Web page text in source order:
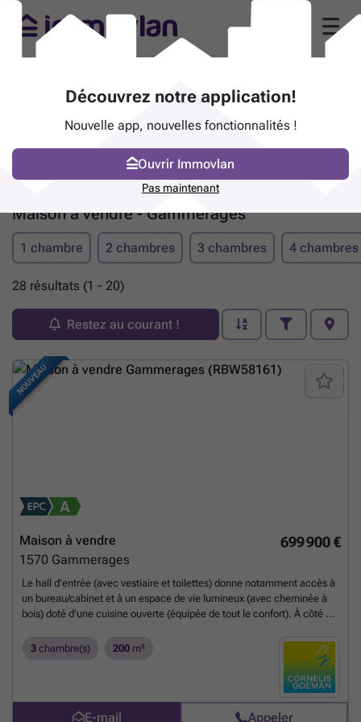
Maison à vendre - Gammerages
1 chambre 2 chambres 3 chambres 4 chambres
28 résultats (1 - 20)
Restez au courant !
NOUVEAU
699 900 €
Maison à vendre
1570 Gammerages
Le hall d'entrée (avec vestiaire et toilettes) donne notamment accès à
un bureau/cabinet et à un espace de vie lumineux (avec cheminée à
bois) doté d'une cuisine ouverte (équipée de tout le confort). À côté de
voitures). Au premier étage, avec hall de nuit : - Toilettes séparées -
Salle de bains avec grande baignoire d'angle, double lavabo, douche
et cabine à vapeur intégrée - Deux chambres - Troisième chambre
avec terrasse privée et dressing Combles aménagés Le jardin
aménagé exposé sud (+ tondeuse robot) avec abri de jardin/remise
3 chambre(s) 200 m²
E-mail Appeler
Découvrez notre application!
Nouvelle app, nouvelles fonctionnalités !
Ouvrir Immovlan
Pas maintenant